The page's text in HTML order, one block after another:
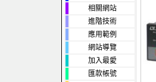
相關網站
進階技術
應用範例
網站導覽
加入最愛
匯款帳號